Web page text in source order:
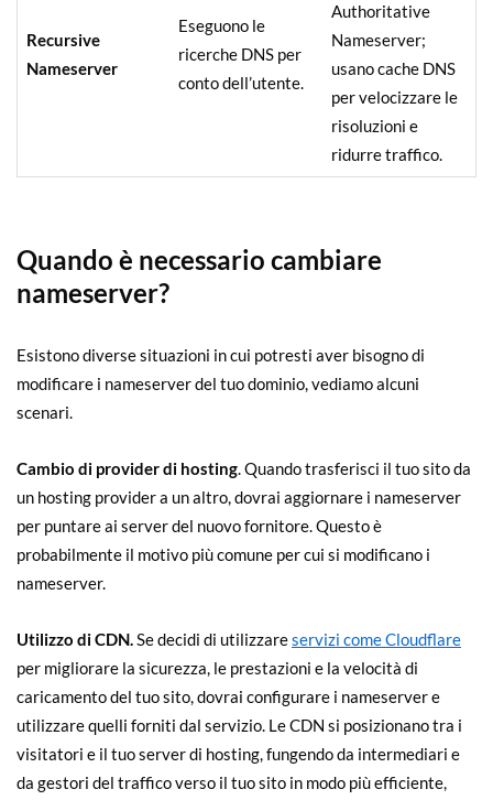
Recursive
Nameserver
Eseguono le
ricerche DNS per
conto dell’utente.
Authoritative
Nameserver;
usano cache DNS
per velocizzare le
risoluzioni e
ridurre traffico.
Quando è necessario cambiare
nameserver?
Esistono diverse situazioni in cui potresti aver bisogno di
modificare i nameserver del tuo dominio, vediamo alcuni
scenari.
Cambio di provider di hosting. Quando trasferisci il tuo sito da
un hosting provider a un altro, dovrai aggiornare i nameserver
per puntare ai server del nuovo fornitore. Questo è
probabilmente il motivo più comune per cui si modificano i
nameserver.
Utilizzo di CDN.Se decidi di utilizzareservizi come Cloudflare
per migliorare la sicurezza, le prestazioni e la velocità di
caricamento del tuo sito, dovrai configurare i nameserver e
utilizzare quelli forniti dal servizio. Le CDN si posizionano tra i
visitatori e il tuo server di hosting, fungendo da intermediari e
da gestori del traffico verso il tuo sito in modo più efficiente,